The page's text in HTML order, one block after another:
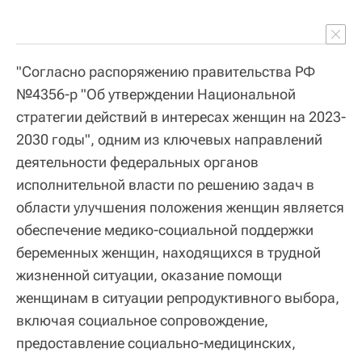
"Согласно распоряжению правительства РФ
№4356-р "Об утверждении Национальной
стратегии действий в интересах женщин на 2023-
2030 годы", одним из ключевых направлений
деятельности федеральных органов
исполнительной власти по решению задач в
области улучшения положения женщин является
обеспечение медико-социальной поддержки
беременных женщин, находящихся в трудной
жизненной ситуации, оказание помощи
женщинам в ситуации репродуктивного выбора,
включая социальное сопровождение,
предоставление социально-медицинских,